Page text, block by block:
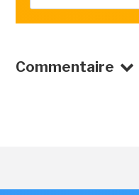
Commentaire